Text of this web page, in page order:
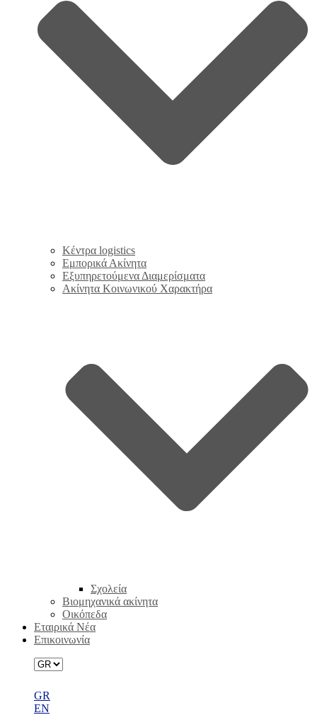
Κέντρα logistics
Εμπορικά Ακίνητα
Εξυπηρετούμενα Διαμερίσματα
Ακίνητα Κοινωνικού Χαρακτήρα
Σχολεία
Βιομηχανικά ακίνητα
Οικόπεδα
Εταιρικά Νέα
Επικοινωνία
GR
EN